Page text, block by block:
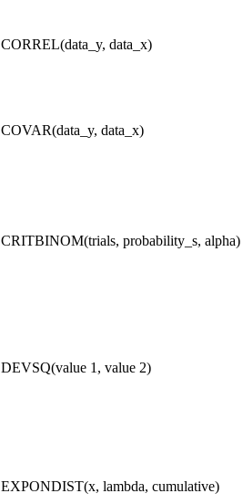
CORREL(data_y, data_x)
COVAR(data_y, data_x)
CRITBINOM(trials, probability_s, alpha)
DEVSQ(value 1, value 2)
EXPONDIST(x, lambda, cumulative)